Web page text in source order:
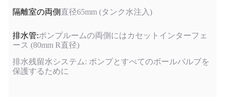
隔離室の両側 直径65mm (タンク水注入)
排水管:ポンプルームの両側にはカセットインターフェ
ース (80mm R直径)
排水残留水システム: ポンプとすべてのボールバルブを
保護するために